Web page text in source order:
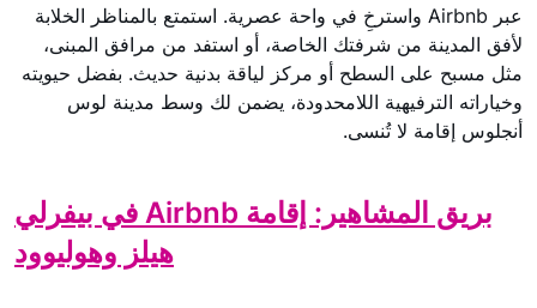
عبر Airbnb واسترخِ في واحة عصرية. استمتع بالمناظر الخلابة
لأفق المدينة من شرفتك الخاصة، أو استفد من مرافق المبنى،
مثل مسبح على السطح أو مركز لياقة بدنية حديث. بفضل حيويته
وخياراته الترفيهية اللامحدودة، يضمن لك وسط مدينة لوس
أنجلوس إقامة لا تُنسى.
بريق المشاهير: إقامة Airbnb في بيفرلي
هيلز وهوليوود